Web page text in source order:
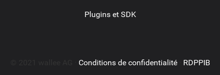
Plugins et SDK
Conditions de confidentialité· RDPPIB